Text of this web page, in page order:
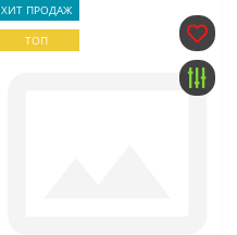
ХИТ ПРОДАЖ
ТОП